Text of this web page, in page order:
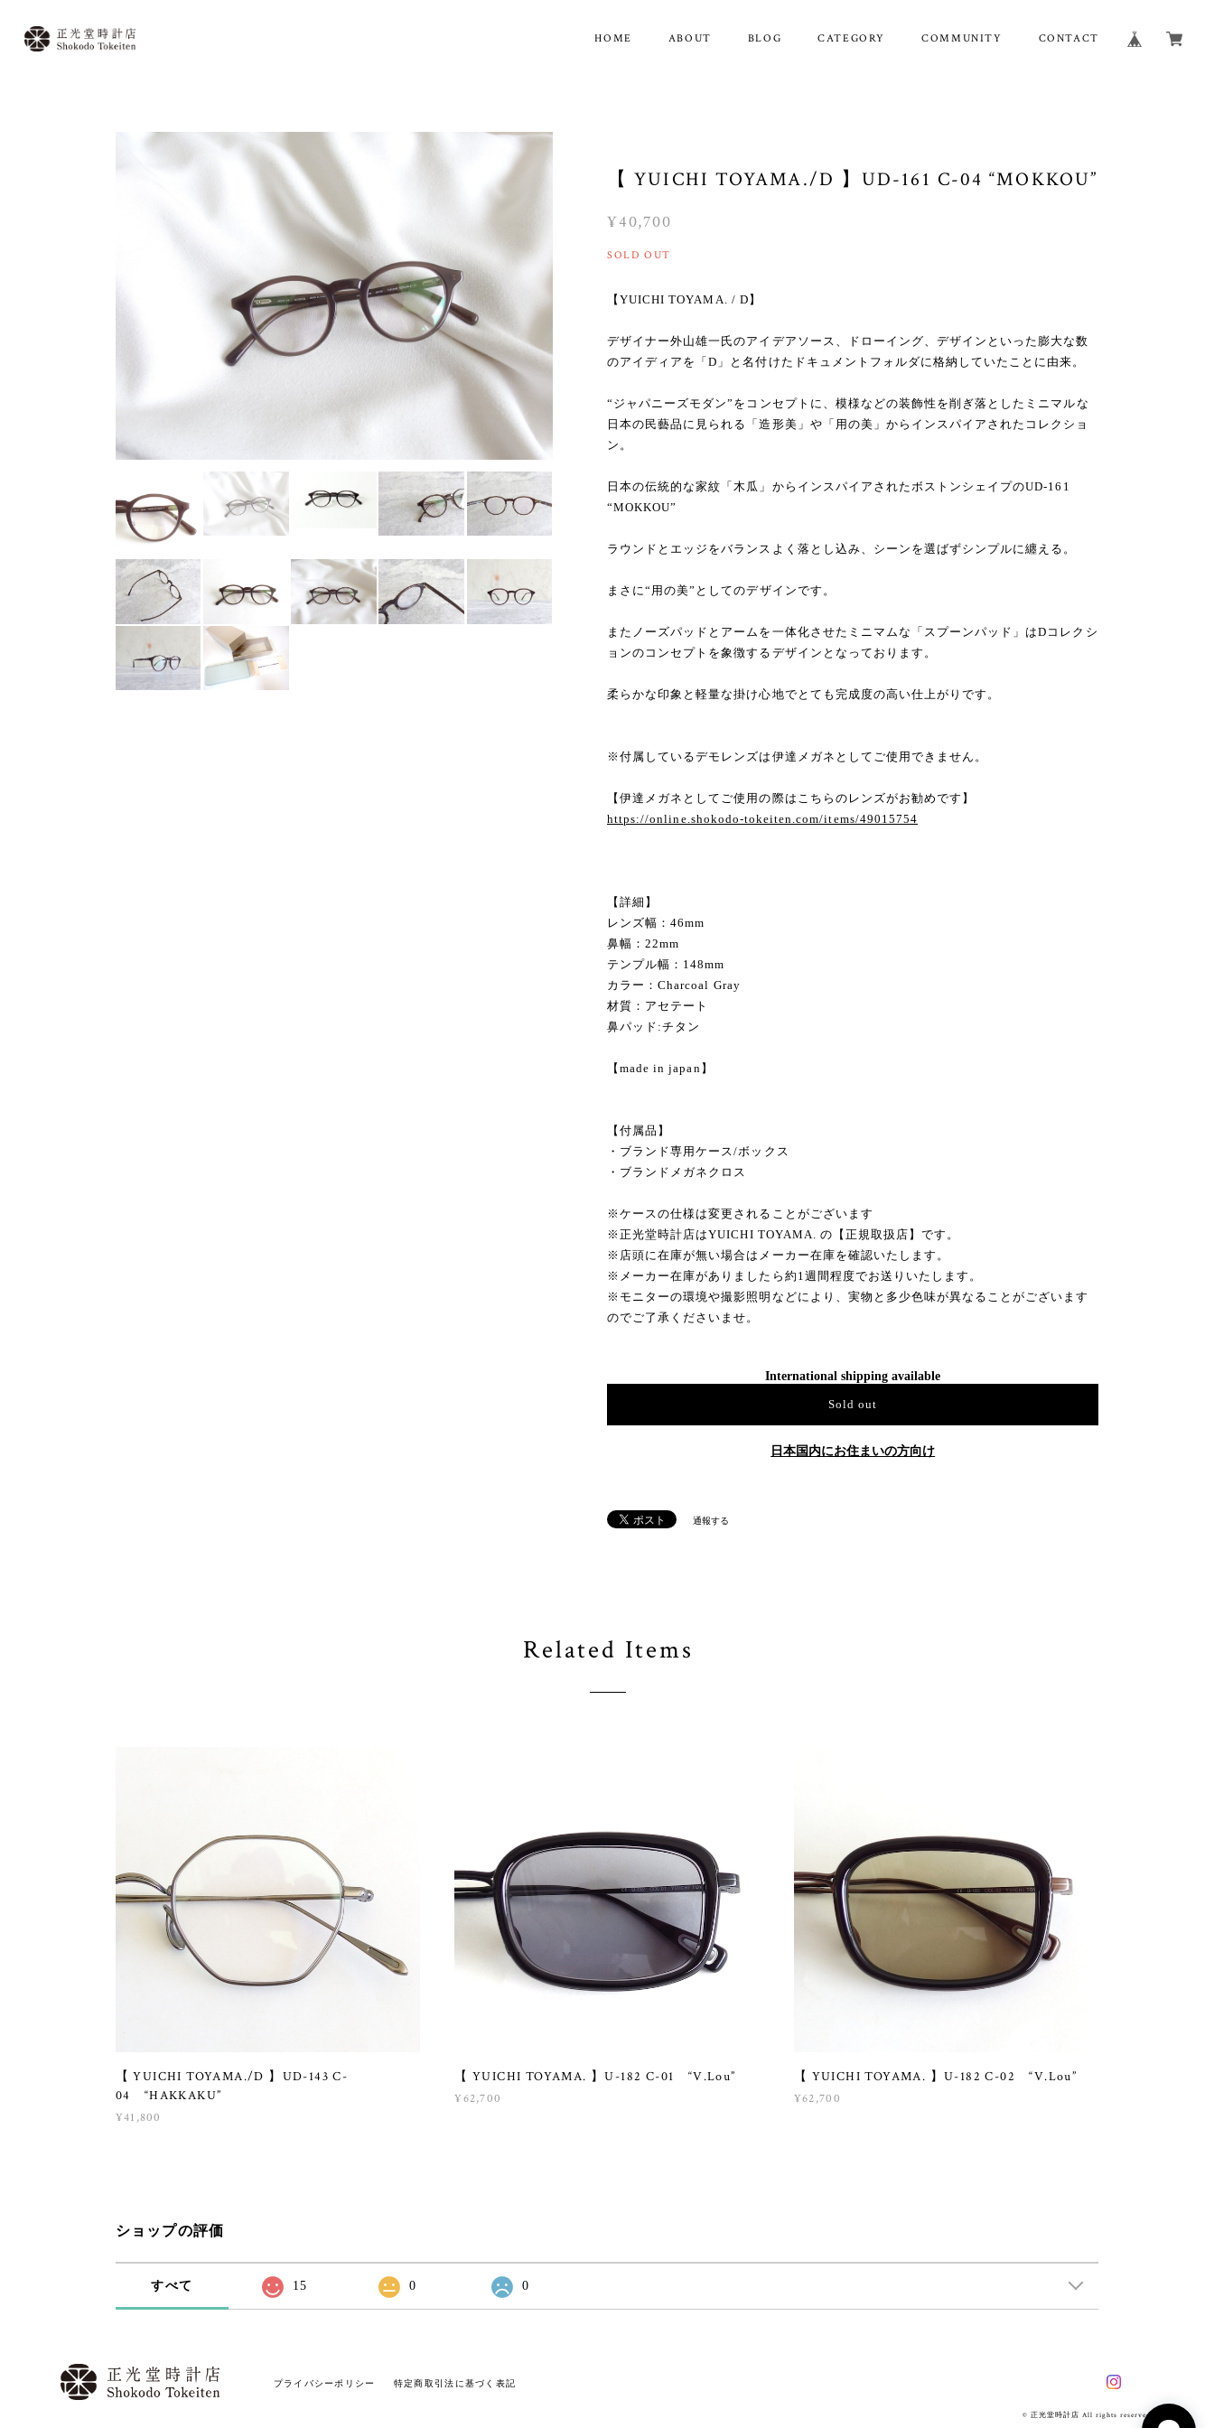
HOME ABOUT BLOG CATEGORY COMMUNITY CONTACT
【 YUICHI TOYAMA./D 】UD-161 C-04 “MOKKOU”
¥40,700
SOLD OUT
【YUICHI TOYAMA. / D】
デザイナー外山雄一氏のアイデアソース、ドローイング、デザインといった膨大な数
のアイディアを「D」と名付けたドキュメントフォルダに格納していたことに由来。
“ジャパニーズモダン”をコンセプトに、模様などの装飾性を削ぎ落としたミニマルな
日本の民藝品に見られる「造形美」や「用の美」からインスパイアされたコレクショ
ン。
日本の伝統的な家紋「木瓜」からインスパイアされたボストンシェイプのUD-161
“MOKKOU”
ラウンドとエッジをバランスよく落とし込み、シーンを選ばずシンプルに纏える。
まさに“用の美”としてのデザインです。
またノーズパッドとアームを一体化させたミニマムな「スプーンパッド」はDコレクシ
ョンのコンセプトを象徴するデザインとなっております。
柔らかな印象と軽量な掛け心地でとても完成度の高い仕上がりです。
※付属しているデモレンズは伊達メガネとしてご使用できません。
【伊達メガネとしてご使用の際はこちらのレンズがお勧めです】
https://online.shokodo-tokeiten.com/items/49015754
【詳細】
レンズ幅：46mm
鼻幅：22mm
テンプル幅：148mm
カラー：Charcoal Gray
材質：アセテート
鼻パッド:チタン
【made in japan】
【付属品】
・ブランド専用ケース/ボックス
・ブランドメガネクロス
※ケースの仕様は変更されることがございます
※正光堂時計店はYUICHI TOYAMA. の【正規取扱店】です。
※店頭に在庫が無い場合はメーカー在庫を確認いたします。
※メーカー在庫がありましたら約1週間程度でお送りいたします。
※モニターの環境や撮影照明などにより、実物と多少色味が異なることがございます
のでご了承くださいませ。
International shipping available
Sold out
日本国内にお住まいの方向け
通報する
Related Items
【 YUICHI TOYAMA./D 】UD-143 C-
04 “HAKKAKU”
¥41,800
【 YUICHI TOYAMA. 】U-182 C-01 “V.Lou”
¥62,700
【 YUICHI TOYAMA. 】U-182 C-02 “V.Lou”
¥62,700
ショップの評価
すべて 15 0 0
プライバシーポリシー 特定商取引法に基づく表記
© 正光堂時計店 All rights reserved.